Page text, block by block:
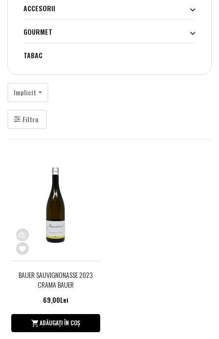
ACCESORII
GOURMET
TABAC
Implicit
Filtru
BAUER SAUVIGNONASSE 2023
CRAMA BAUER
69,00Lei
ADĂUGAȚI ÎN COȘ